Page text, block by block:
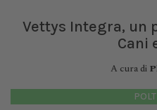
Vettys Integra, un
Cani
A cura di